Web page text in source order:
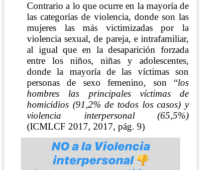
Contrario a lo que ocurre en la mayoría de
las categorías de violencia, donde son las
mujeres las más victimizadas por la
violencia sexual, de pareja, e intrafamiliar,
al igual que en la desaparición forzada
entre los niños, niñas y adolescentes,
donde la mayoría de las víctimas son
personas de sexo femenino, son “los
hombres las principales víctimas de
homicidios (91,2% de todos los casos) y
violencia interpersonal (65,5%)
(ICMLCF 2017, 2017, pág. 9)